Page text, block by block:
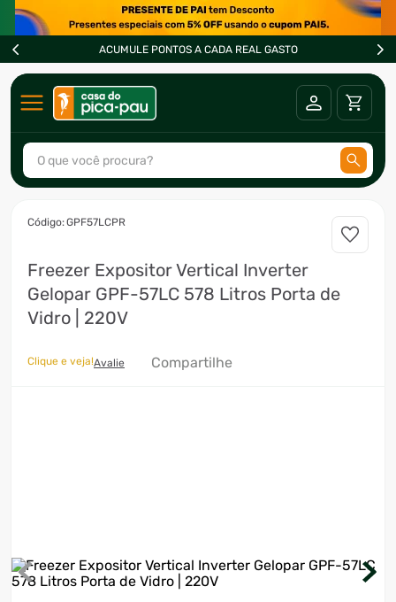
ACUMULE PONTOS A CADA REAL GASTO
O que você procura?
:GPF57LCPR
Freezer Expositor Vertical Inverter
Gelopar GPF-57LC 578 Litros Porta de
Vidro | 220V
Clique e veja!Avalie Compartilhe
2º
freezer
3º
fogão
forno
5º
cervejeira